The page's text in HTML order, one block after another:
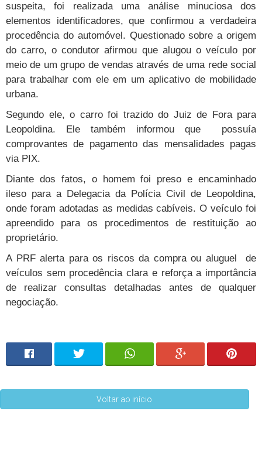
suspeita, foi realizada uma análise minuciosa dos
elementos identificadores, que confirmou a verdadeira
procedência do automóvel. Questionado sobre a origem
do carro, o condutor afirmou que alugou o veículo por
meio de um grupo de vendas através de uma rede social
para trabalhar com ele em um aplicativo de mobilidade
urbana.
Segundo ele, o carro foi trazido do Juiz de Fora para
Leopoldina. Ele também informou que possuía
comprovantes de pagamento das mensalidades pagas
via PIX.
Diante dos fatos, o homem foi preso e encaminhado
ileso para a Delegacia da Polícia Civil de Leopoldina,
onde foram adotadas as medidas cabíveis. O veículo foi
apreendido para os procedimentos de restituição ao
proprietário.
A PRF alerta para os riscos da compra ou aluguel de
veículos sem procedência clara e reforça a importância
de realizar consultas detalhadas antes de qualquer
negociação.
Voltar ao início